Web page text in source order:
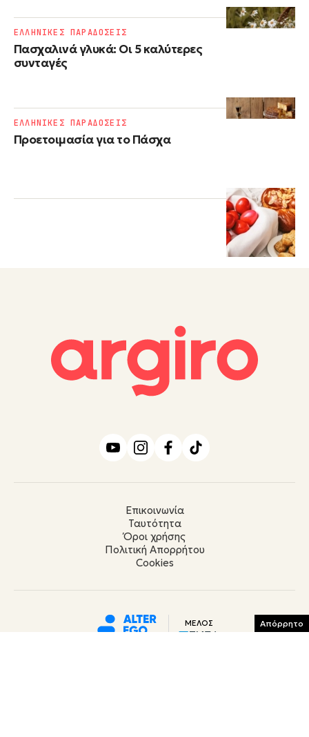
Πασχαλινά γλυκά: Οι 5 καλύτερες
συνταγές
ΕΛΛΗΝΙΚΕΣ ΠΑΡΑΔΟΣΕΙΣ
Προετοιμασία για το Πάσχα
ΕΛΛΗΝΙΚΕΣ ΠΑΡΑΔΟΣΕΙΣ
Επικοινωνία
Ταυτότητα
Όροι χρήσης
Πολιτική Απορρήτου
Cookies
ΜΕΛΟΣ Απόρρητο